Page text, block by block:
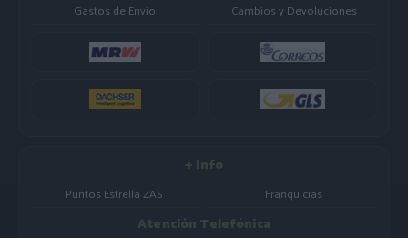
Gastos de Envio
Cambios y Devoluciones
+ Info
Puntos Estrella ZAS Franquicias
Atención Telefónica